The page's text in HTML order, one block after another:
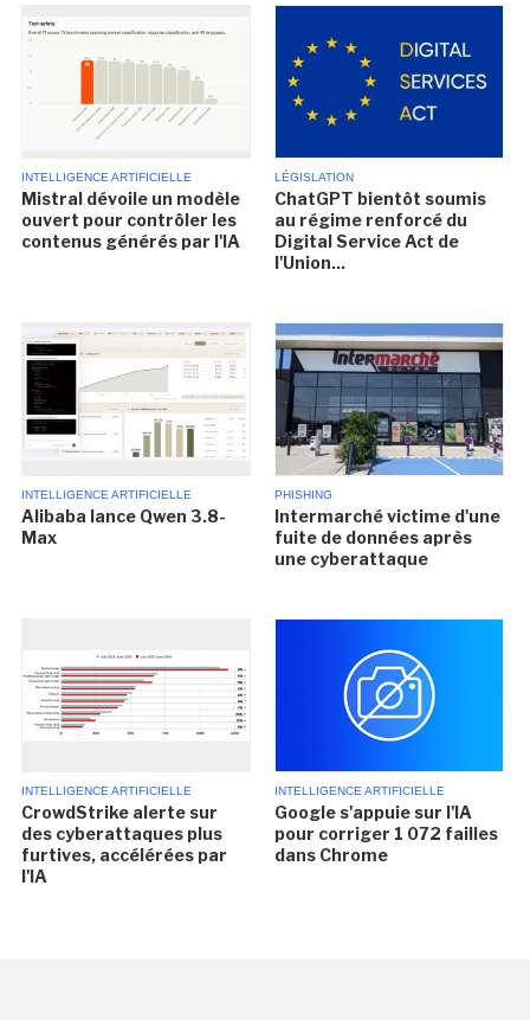
INTELLIGENCE ARTIFICIELLE
Mistral dévoile un modèle
ouvert pour contrôler les
contenus générés par l'IA
LÉGISLATION
ChatGPT bientôt soumis
au régime renforcé du
Digital Service Act de
l'Union...
INTELLIGENCE ARTIFICIELLE
Alibaba lance Qwen 3.8-
Max
PHISHING
Intermarché victime d'une
fuite de données après
une cyberattaque
INTELLIGENCE ARTIFICIELLE
CrowdStrike alerte sur
des cyberattaques plus
furtives, accélérées par
l'IA
INTELLIGENCE ARTIFICIELLE
Google s'appuie sur l'IA
pour corriger 1 072 failles
dans Chrome